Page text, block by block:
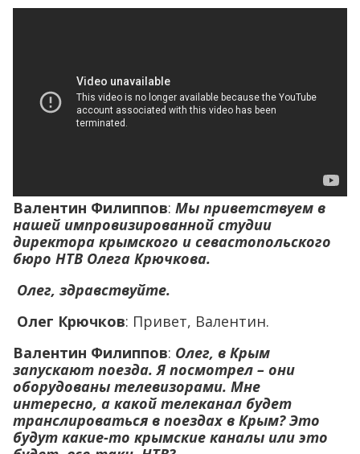
Валентин Филиппов: Мы приветствуем в
нашей импровизированной студии
директора крымского и севастопольского
бюро НТВ Олега Крючкова.
Олег, здравствуйте.
Олег Крючков: Привет, Валентин.
Валентин Филиппов: Олег, в Крым
запускают поезда. Я посмотрел – они
оборудованы телевизорами. Мне
интересно, а какой телеканал будет
транслироваться в поездах в Крым? Это
будут какие-то крымские каналы или это